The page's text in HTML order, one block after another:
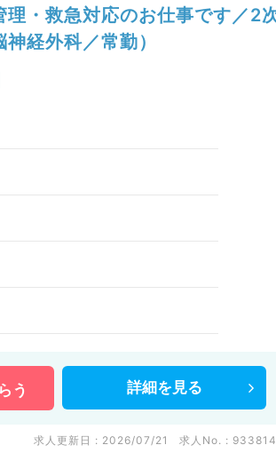
理・救急対応のお仕事です／2
経外科／常勤）
う 詳細を 見る
求人更新日 : 2026/07/21 求人No. : 933814